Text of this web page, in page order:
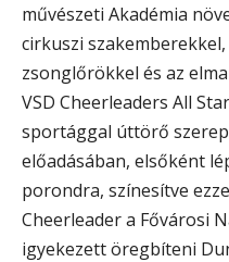
művészeti Akadémia
cirkuszi
zsonglőrökkel és az
VSD Cheerleaders All
sportággal úttörő
előadásában, elsőként
porondra, színesítve
Cheerleader a Fővárosi
igyekezett öregbíteni